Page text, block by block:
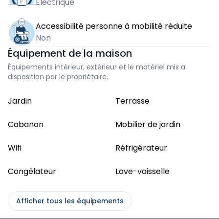
Accessibilité personne à mobilité réduite
Non
Équipement de la maison
Équipements intérieur, extérieur et le matériel mis a
disposition par le propriétaire.
Jardin Terrasse
Cabanon Mobilier de jardin
Wifi Réfrigérateur
Congélateur Lave-vaisselle
Afficher tous les équipements